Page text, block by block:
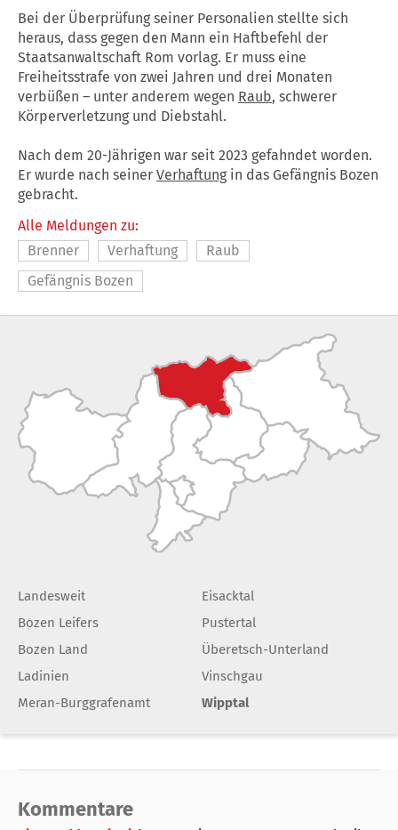
Bei der Überprüfung seiner Personalien stellte sich
heraus, dass gegen den Mann ein Haftbefehl der
Staatsanwaltschaft Rom vorlag. Er muss eine
Freiheitsstrafe von zwei Jahren und drei Monaten
verbüßen – unter anderem wegen Raub, schwerer
Körperverletzung und Diebstahl.
Nach dem 20-Jährigen war seit 2023 gefahndet worden.
Er wurde nach seiner Verhaftungin das Gefängnis Bozen
gebracht.
Alle Meldungen zu:
Brenner
Verhaftung
Raub
Gefängnis Bozen
Landesweit
Bozen Leifers
Bozen Land
Ladinien
Meran-Burggrafenamt
Eisacktal
Pustertal
Überetsch-Unterland
Vinschgau
Wipptal
Kommentare